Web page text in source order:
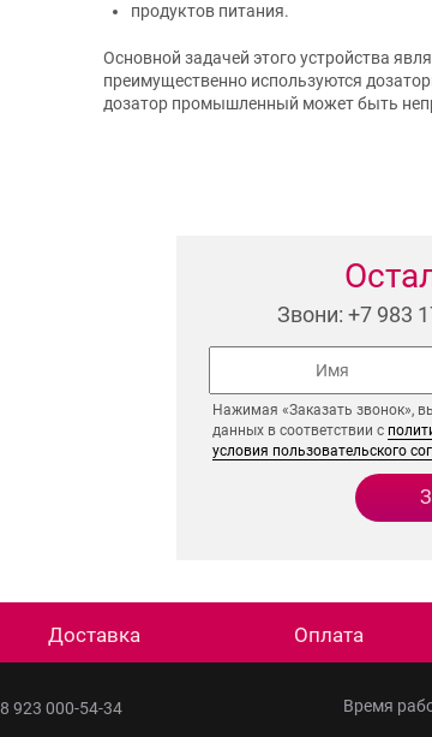
продуктов питания.
Основной задачей этого устройства
преимущественно используются
дозатор промышленный может быть
Звони: +7 983
Нажимая «Заказать звонок»,
данных в соответствии с
условия пользовательского
Доставка Оплата
8 923 000-54-34 Время